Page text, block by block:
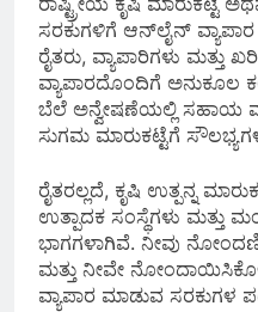
ಸರಕುಗಳಿಗೆ ಆನ್‌ಲೈನ್
ರೈತರು, ವ್ಯಾಪಾರಿಗಳು
ವ್ಯಾಪಾರದೊಂದಿಗೆ ಅನುಕೂಲ
ಬೆಲೆ ಅನ್ವೇಷಣೆಯಲ್ಲಿ ಸಹಾಯ
ಸುಗಮ ಮಾರುಕಟ್ಟೆಗೆ
ರೈತರಲ್ಲದೆ, ಕೃಷಿ ಉತ್ಪನ್ನ
ಉತ್ಪಾದಕ ಸಂಸ್ಥೆಗಳು
ಭಾಗಗಳಾಗಿವೆ. ನೀವು
ಮತ್ತು ನೀವೇ
ವ್ಯಾಪಾರ ಮಾಡುವ ಸರಕುಗಳ